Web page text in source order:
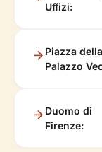
Uffizi:
Piazza
Palazzo
Duomo di
Firenze: